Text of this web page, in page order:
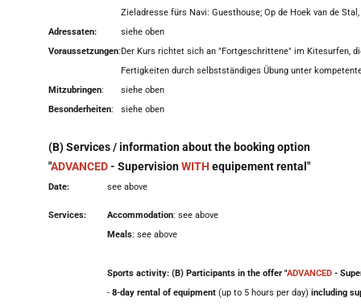
Zieladresse fürs Navi: Guesthouse; Op de Hoek van de
Adressaten:
siehe oben
Voraussetzungen: Der Kurs richtet sich an "Fortgeschrittene" im Kitesurfen,
Fertigkeiten durch selbstständiges Übung unter
Mitzubringen:
siehe oben
Besonderheiten: siehe oben
(B) Services / information about the booking option
"ADVANCED- SupervisionWITH equipement rental"
Date: see above
Services: Accommodation: see above
Meals: see above
Sports activity: (B) Participants in the offer "ADVANCED -
- 8-day rental of equipment (up to 5 hours per day) including